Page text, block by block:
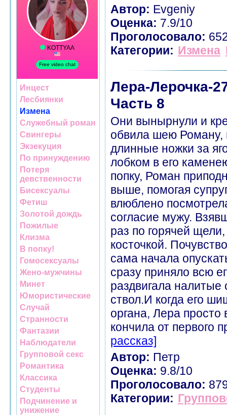
Инцест
Лесбиянки
Измена
Служебный роман
Свингеры
Экзекуция
По принуждению
Потеря
девственности
Бисексуалы
Фетиш
Золотой дождь
Пожилые
Клизма
В попку!
Гомосексуалы
Жено-мужчины
Минет
Юмористические
Случай
Странности
Фантазии
Наблюдатели
Групповой секс
Романтика
Классика
Студенты
Подчинение и
унижение
Автор: Evgeniy
Оценка: 7.9/10
Проголосовало:
Категории: Измена
Лера-Лерочка-
Часть 8
Они вынырнули и
обвила шею Роману,
длинные ножки за
лобком в его
попку, Роман
выше, помогая
влюблено
согласие мужу.
раз по горячей
косточкой.
сама начала
сразу приняло всю
раздвигала налитые
ствол.И когда его
органа, Лера просто
кончила от первого
рассказ]
Автор: Петр
Оценка: 9.8/10
Проголосовало:
Категории: